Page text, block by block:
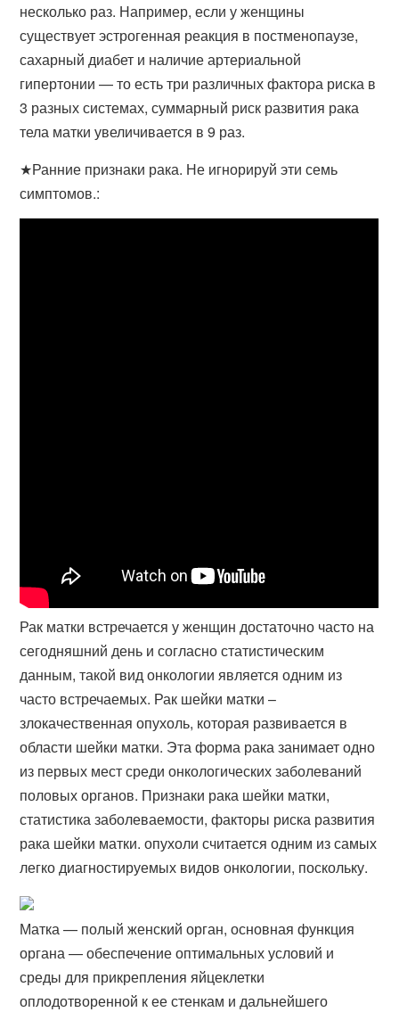
несколько раз. Например, если у женщины
существует эстрогенная реакция в постменопаузе,
сахарный диабет и наличие артериальной
гипертонии — то есть три различных фактора риска в
3 разных системах, суммарный риск развития рака
тела матки увеличивается в 9 раз.
★Ранние признаки рака. Не игнорируй эти семь
симптомов.:
Рак матки встречается у женщин достаточно часто на
сегодняшний день и согласно статистическим
данным, такой вид онкологии является одним из
часто встречаемых. Рак шейки матки –
злокачественная опухоль, которая развивается в
области шейки матки. Эта форма рака занимает одно
из первых мест среди онкологических заболеваний
половых органов. Признаки рака шейки матки,
статистика заболеваемости, факторы риска развития
рака шейки матки. опухоли считается одним из самых
легко диагностируемых видов онкологии, поскольку.
Матка — полый женский орган, основная функция
органа — обеспечение оптимальных условий и
среды для прикрепления яйцеклетки
оплодотворенной к ее стенкам и дальнейшего